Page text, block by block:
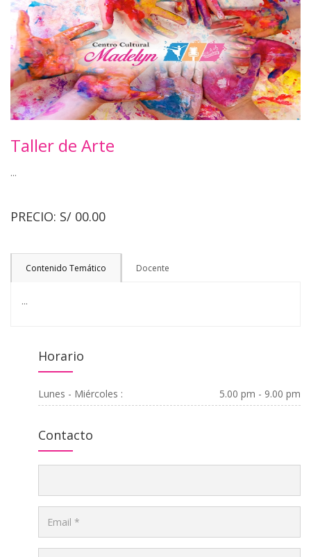
Taller de Arte
...
PRECIO: S/ 00.00
Contenido Temático Docente
...
Horario
Lunes - Miércoles : 5.00 pm - 9.00 pm
Contacto